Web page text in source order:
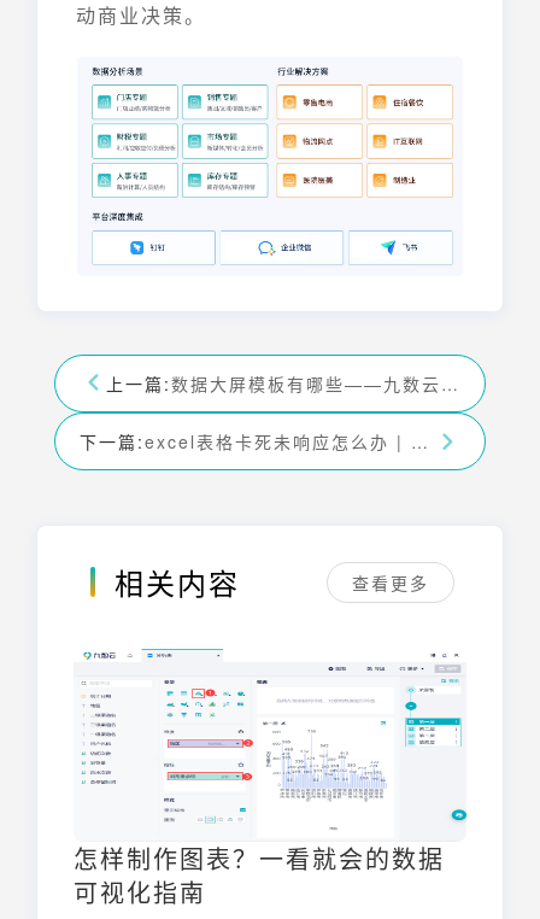
动商业决策。
上一篇: 数据大屏模板有哪些——九数云BI
下一篇: excel表格卡死未响应怎么办 | 九数云BI
相关内容 查看更多
怎样制作图表？一看就会的数据
可视化指南